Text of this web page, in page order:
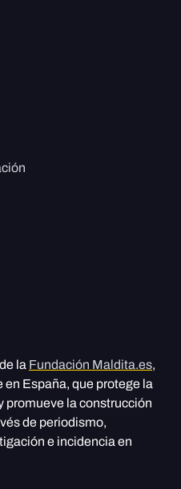
la Fundación Maldita.es,
en España, que protege la
promueve la construcción
de periodismo,
e incidencia en